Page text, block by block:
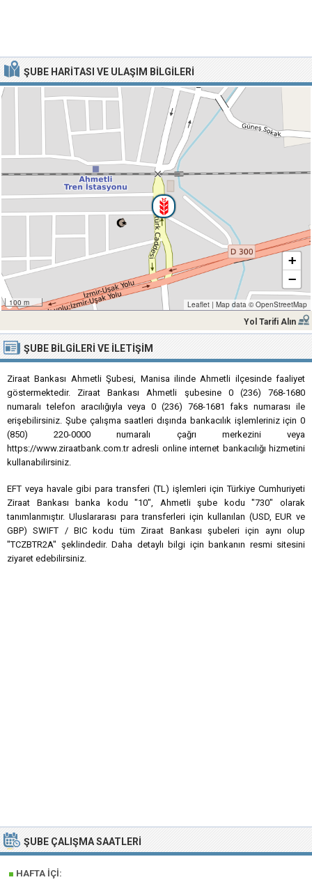
ŞUBE HARITASI VE ULAŞIM BILGILERI
100 m
+
−
Leaflet | Map data © OpenStreetMap
Yol Tarifi Alın
ŞUBE BILGILERI VE İLETIŞIM
Ziraat Bankası Ahmetli Şubesi, Manisa ilinde Ahmetli ilçesinde faaliyet
göstermektedir. Ziraat Bankası Ahmetli şubesine 0 (236) 768-1680
numaralı telefon aracılığıyla veya 0 (236) 768-1681 faks numarası ile
erişebilirsiniz. Şube çalışma saatleri dışında bankacılık işlemleriniz için 0
(850) 220-0000 numaralı çağrı merkezini veya
https://www.ziraatbank.com.tr adresli online internet bankacılığı hizmetini
kullanabilirsiniz.
EFT veya havale gibi para transferi (TL) işlemleri için Türkiye Cumhuriyeti
Ziraat Bankası banka kodu "10", Ahmetli şube kodu "730" olarak
tanımlanmıştır. Uluslararası para transferleri için kullanılan (USD, EUR ve
GBP) SWIFT / BIC kodu tüm Ziraat Bankası şubeleri için aynı olup
"TCZBTR2A" şeklindedir. Daha detaylı bilgi için bankanın resmi sitesini
ziyaret edebilirsiniz.
ŞUBE ÇALIŞMA SAATLERI
■ HAFTA İÇI: